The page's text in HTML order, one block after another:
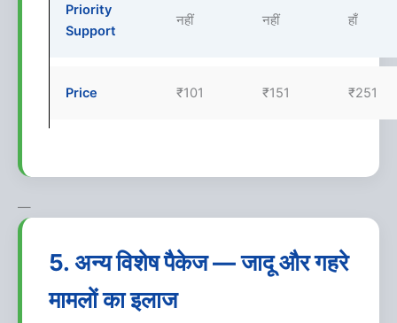
Priority
Support
नहीं नहीं हाँ
Price ₹101 ₹151 ₹251
—
5. अन्य विशेष पैकेज — जादू और गहरे
मामलों का इलाज